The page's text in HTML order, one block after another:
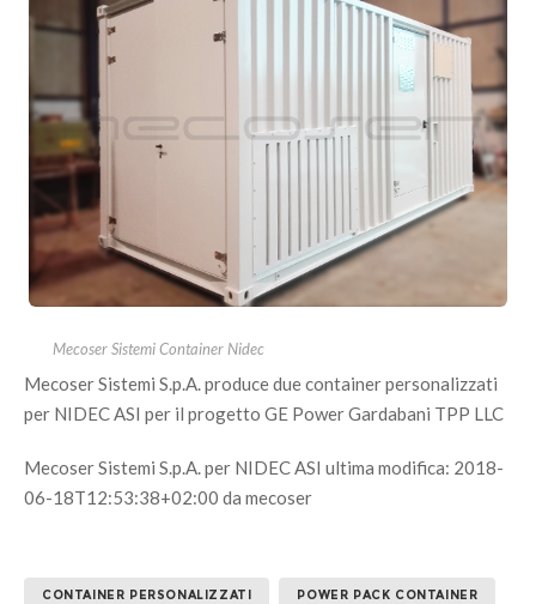
Mecoser Sistemi Container Nidec
Mecoser Sistemi S.p.A. produce due container personalizzati
per NIDEC ASI per il progetto GE Power Gardabani TPP LLC
Mecoser Sistemi S.p.A. per NIDEC ASI ultima modifica: 2018-
06-18T12:53:38+02:00 da mecoser
CONTAINER PERSONALIZZATI POWER PACK CONTAINER